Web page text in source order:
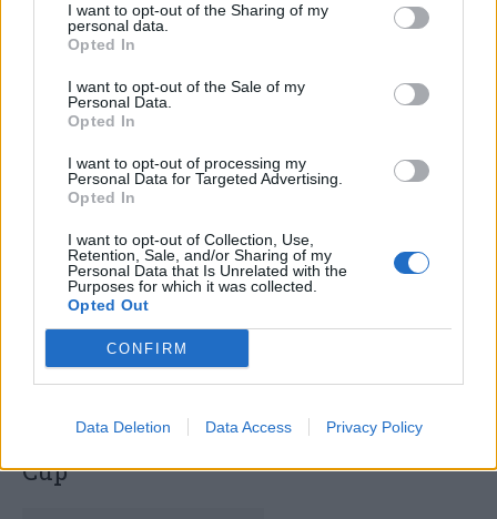
I want to opt-out of the Sharing of my
personal data.
Opted In
I want to opt-out of the Sale of my
Personal Data.
Opted In
I want to opt-out of processing my
Personal Data for Targeted Advertising.
Opted In
I want to opt-out of Collection, Use,
Retention, Sale, and/or Sharing of my
Personal Data that Is Unrelated with the
Purposes for which it was collected.
Opted Out
CONFIRM
Data Deletion Data Access Privacy Policy
Assinado contrato programa para
novo acesso ao Polígono Industrial de
Sarzedas de S. Pedro em Castanheira
de Pera
da 25ª edição do Volleyball Summer
Cup